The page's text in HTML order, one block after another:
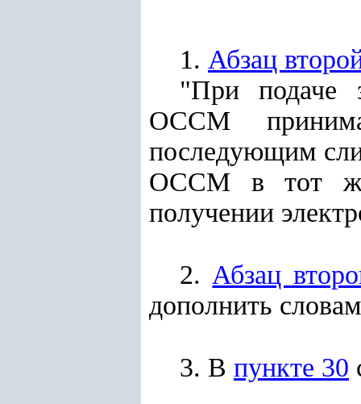
1. Абзац
"При подаче
ОССМ
последующим
ОССМ в тот же
получении
2. Абзац
дополнить
3. В пункте 30